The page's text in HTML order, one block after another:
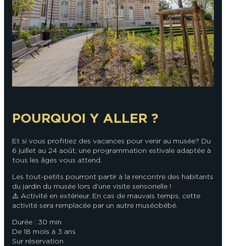
En couple En solo Épicurien En famille En groupe
POURQUOI Y ALLER ?
Et si vous profitiez des vacances pour venir au musée ? Du
6 juillet au 24 août, une programmation estivale adaptée à
tous les âges vous attend.
Les tout-petits pourront partir à la rencontre des habitants
du jardin du musée lors d’une visite sensorielle !
⚠️ Activité en extérieur. En cas de mauvais temps, cette
activité sera remplacée par un autre muséobébé.
Durée : 30 min
De 18 mois à 3 ans
Sur réservation